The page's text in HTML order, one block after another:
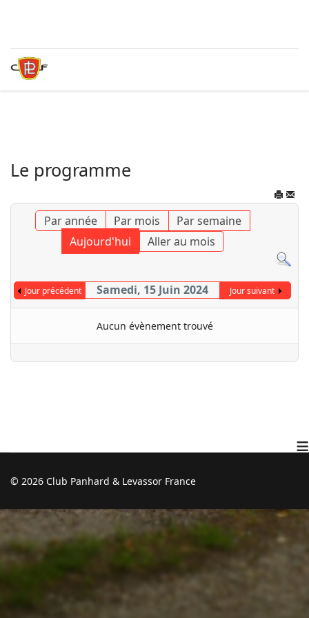
Le programme
Par année Par mois
Par semaine
Aujourd'hui
Aller au mois
Jour précédent Samedi, 15 Juin 2024 Jour suivant
Aucun évènement trouvé
≡
© 2026 Club Panhard & Levassor France